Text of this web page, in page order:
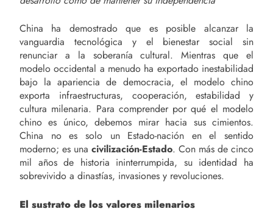
China ha demostrado que es posible alcanzar la
vanguardia tecnológica y el bienestar social sin
renunciar a la soberanía cultural. Mientras que el
modelo occidental a menudo ha exportado inestabilidad
bajo la apariencia de democracia, el modelo chino
exporta infraestructuras, cooperación, estabilidad y
cultura milenaria. Para comprender por qué el modelo
chino es único, debemos mirar hacia sus cimientos.
China no es solo un Estado-nación en el sentido
moderno; es una civilización-Estado. Con más de cinco
mil años de historia ininterrumpida, su identidad ha
sobrevivido a dinastías, invasiones y revoluciones.
El sustrato de los valores milenarios